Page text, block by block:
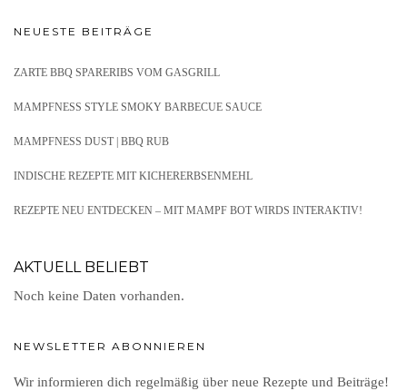
NEUESTE BEITRÄGE
ZARTE BBQ SPARERIBS VOM GASGRILL
MAMPFNESS STYLE SMOKY BARBECUE SAUCE
MAMPFNESS DUST | BBQ RUB
INDISCHE REZEPTE MIT KICHERERBSENMEHL
REZEPTE NEU ENTDECKEN – MIT MAMPF BOT WIRDS INTERAKTIV!
AKTUELL BELIEBT
Noch keine Daten vorhanden.
NEWSLETTER ABONNIEREN
Wir informieren dich regelmäßig über neue Rezepte und Beiträge!